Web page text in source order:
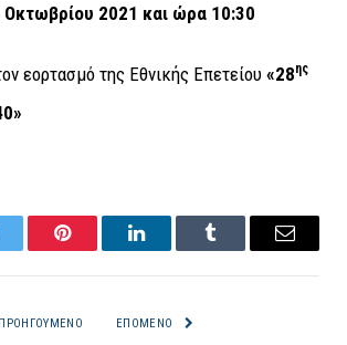
Οκτωβρίου 2021 και ώρα 10:30
της Εθνικής Επετείου «28ης
Pinterest LinkedInTumblr Email
ΠΡΟΗΓΟΎΜΕΝΟ ΕΠΌΜΕΝΟ